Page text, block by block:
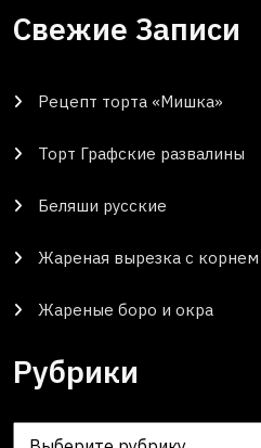
Свежие Записи
Рецепт торта «Мишка»
Торт Графские развалины
Беляши русские
Жареная вырезка с
Жареные боро и окра
Рубрики